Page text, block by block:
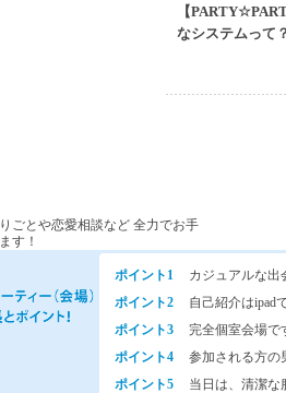
【
なシステムって
ごとや恋愛相談など 全力でお手
す！
ポイント1
カジュアルな出
ポイント2
自己紹介はipad
ポイント3
完全個室会場で
ポイント4
参加される方の
ポイント5
当日は、清潔な